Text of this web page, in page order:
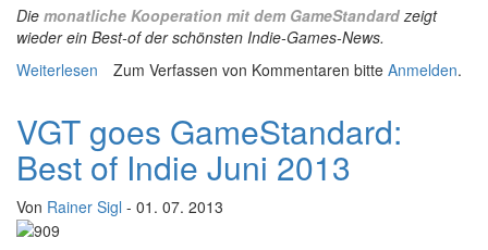
Die monatliche Kooperation mit dem GameStandard zeigt
wieder ein Best-of der schönsten Indie-Games-News.
Weiterlesen über VGT goes GameStandard: Best of Indie Juli 2013
Zum Verfassen von Kommentaren bitte Anmelden.
VGT goes GameStandard:
Best of Indie Juni 2013
Von Rainer Sigl - 01. 07. 2013